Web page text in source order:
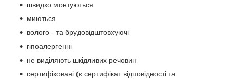
швидко монтуються
миються
волого - та брудовідштовхуючі
гіпоалергенні
не виділяють шкідливих речовин
сертифіковані (є сертифікат відповідності та